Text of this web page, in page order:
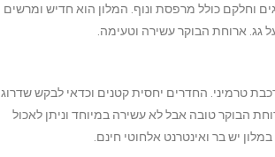
וחלקם כולל מרפסת ונוף. המלון הוא חדיש ומרשים
גג. ארוחת הבוקר עשירה וטעימה.
ליד תחנת הרכבת טרמיני. החדרים יחסית קטנים וכדאי לבקש שדרוג
ונקיים. יש סוויטות שמתאימות לעד 4 אנשים. ארוחת הבוקר טובה אבל לא עשירה במיוחד וניתן לאכול
יש בר ואינטרנט אלחוטי חינם.